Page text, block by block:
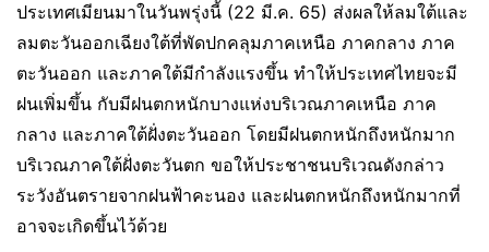
ประเทศเมียนมาในวันพรุ่งนี้ (22 มี.ค. 65) ส่งผลให้ลมใต้และ
ลมตะวันออกเฉียงใต้ที่พัดปกคลุมภาคเหนือ ภาคกลาง ภาค
ตะวันออก และภาคใต้มีกำลังแรงขึ้น ทำให้ประเทศไทยจะมี
ฝนเพิ่มขึ้น กับมีฝนตกหนักบางแห่งบริเวณภาคเหนือ ภาค
กลาง และภาคใต้ฝั่งตะวันออก โดยมีฝนตกหนักถึงหนักมาก
บริเวณภาคใต้ฝั่งตะวันตก ขอให้ประชาชนบริเวณดังกล่าว
ระวังอันตรายจากฝนฟ้าคะนอง และฝนตกหนักถึงหนักมากที่
อาจจะเกิดขึ้นไว้ด้วย